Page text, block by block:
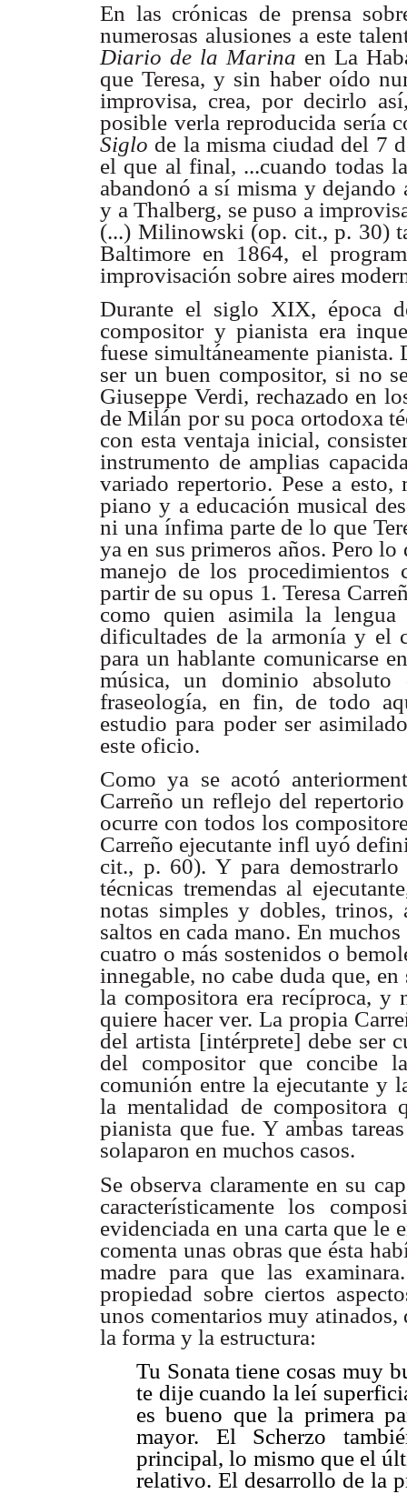
En las crónicas de prensa
numerosas alusiones a este
Diario de la Marina en La
que Teresa, y sin haber oído
improvisa, crea, por decirlo
posible verla reproducida sería
Siglo de la misma ciudad del 7
el que al final, ...cuando todas
abandonó a sí misma y
y a Thalberg, se puso a
(...) Milinowski (op. cit., p. 30)
Baltimore en 1864, el
improvisación sobre aires
Durante el siglo XIX, época
compositor y pianista era
fuese simultáneamente pianista.
ser un buen compositor, si no
Giuseppe Verdi, rechazado en
de Milán por su poca ortodoxa
con esta ventaja inicial,
instrumento de amplias
variado repertorio. Pese a esto,
piano y a educación musical
ni una ínfima parte de lo que
ya en sus primeros años. Pero lo
manejo de los procedimientos
partir de su opus 1 .Teresa
como quien asimila la lengua
dificultades de la armonía y el
para un hablante comunicarse
música, un dominio
fraseología, en fin, de todo
estudio para poder ser
este oficio.
Como ya se acotó
Carreño un reflejo del
ocurre con todos los
Carreño ejecutante infl uyó
cit., p. 60). Y para demostrarlo
técnicas tremendas al
notas simples y dobles, trinos,
saltos en cada mano. En
cuatro o más sostenidos o
innegable, no cabe duda que,
la compositora era recíproca,
quiere hacer ver. La propia
del artista [intérprete] debe ser
del compositor que concibe
comunión entre la ejecutante y
la mentalidad de compositora
pianista que fue. Y ambas
solaparon en muchos casos.
Se observa claramente en su
característicamente los
evidenciada en una carta que le
comenta unas obras que ésta
madre para que las
propiedad sobre ciertos
unos comentarios muy
la forma y la estructura:
Tu Sonata tiene cosas muy
te dije cuando la leí
es bueno que la primera
mayor. El Scherzo
principal, lo mismo que el
relativo. El desarrollo de la